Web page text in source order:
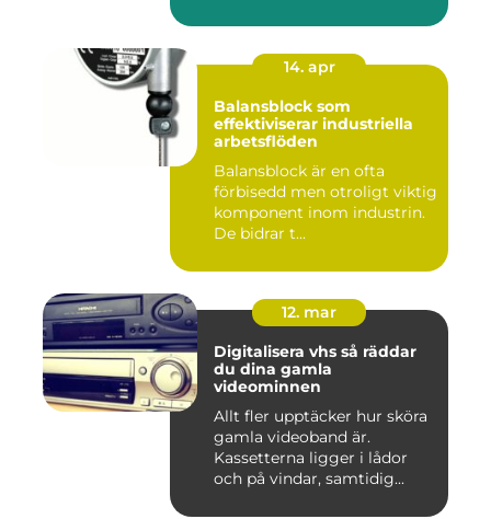
14. apr
Balansblock som
effektiviserar industriella
arbetsflöden
Balansblock är en ofta
förbisedd men otroligt viktig
komponent inom industrin.
De bidrar t...
12. mar
Digitalisera vhs så räddar
du dina gamla
videominnen
Allt fler upptäcker hur sköra
gamla videoband är.
Kassetterna ligger i lådor
och på vindar, samtidig...